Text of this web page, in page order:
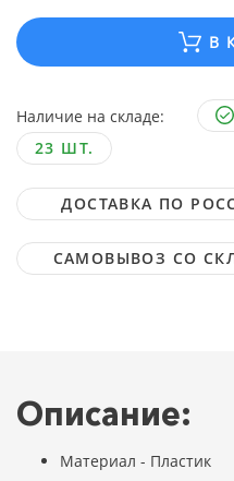
В
Наличие на складе:
23 ШТ.
ДОСТАВКА ПО
САМОВЫВОЗ СО
Описание:
Материал - Пластик